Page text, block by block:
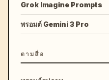
Grok Imagine Prompts
พรอมต์ Gemini 3 Pro
ตามสื่อ